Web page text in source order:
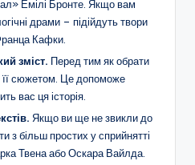
Емілі Бронте. Якщо вам
драми – підійдуть твори
Кафки.
зміст. Перед тим як обрати
її сюжетом. Це допоможе
вас ця історія.
Якщо ви ще не звикли до
з більш простих у сприйнятті
Твена або Оскара Вайлда.